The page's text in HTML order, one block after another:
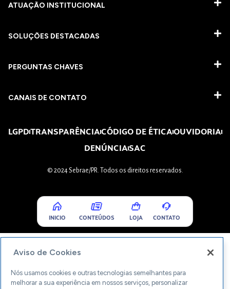
ATUAÇÃO INSTITUCIONAL
SOLUÇÕES DESTACADAS
PERGUNTAS CHAVES​
CANAIS DE CONTATO
LGPDTRANSPARÊNCIACÓDIGO DE ÉTICAOUVIDORIA
DENÚNCIASAC
© 2024 Sebrae/PR. Todos os direitos reservados.
INICIO CONTEÚDOS LOJA CONTATO
Aviso de Cookies
Nós usamos cookies e outras tecnologias semelhantes para
melhorar a sua experiência em nossos serviços, personalizar